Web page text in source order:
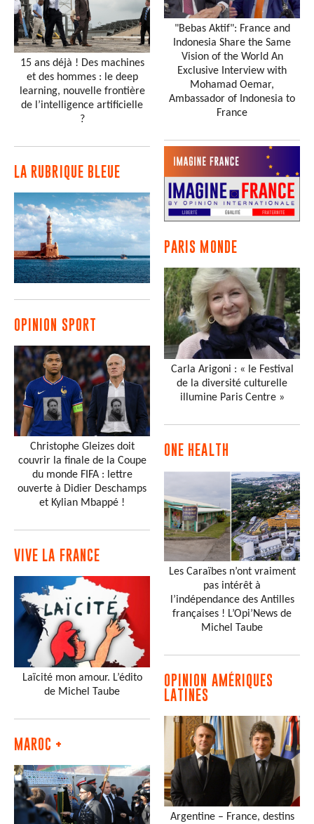
15 ans déjà ! Des machines
et des hommes : le deep
learning, nouvelle frontière
de l’intelligence artificielle
?
LA RUBRIQUE BLEUE
OPINION SPORT
Christophe Gleizes doit
couvrir la finale de la Coupe
du monde FIFA : lettre
ouverte à Didier Deschamps
et Kylian Mbappé !
VIVE LA FRANCE
Laïcité mon amour. L’édito
de Michel Taube
MAROC +
"Bebas Aktif": France and
Indonesia Share the Same
Vision of the World An
Exclusive Interview with
Mohamad Oemar,
Ambassador of Indonesia to
France
PARIS MONDE
Carla Arigoni : « le Festival
de la diversité culturelle
illumine Paris Centre »
ONE HEALTH
Les Caraïbes n’ont vraiment
pas intérêt à
l’indépendance des Antilles
françaises ! L’Opi’News de
Michel Taube
OPINION AMÉRIQUES
LATINES
Argentine – France, destins